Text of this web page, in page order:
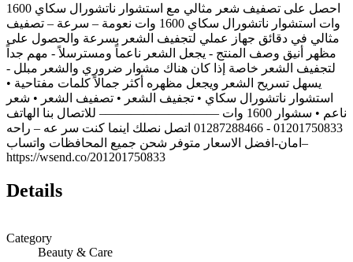
احصل على تصفيف شعر مثالي مع استشوار ناتشورال سكاي 1600
وات استشوار ناتشورال سكاي 1600 وات نعومة – سرعة – تصفيف
مثالي في دقائق جهاز عملي لتجفيف الشعر بسرعة والحصول على
مظهر أنيق وصف المنتج - يجعل الشعر ناعماً ومسترسلاً - مهم جداً
لتجفيف الشعر خاصة إذا كان هناك مشوار ضروري والشعر مبلل -
يسهل تسريح الشعر ويجعل مظهره أكثر جمالاً كلمات مفتاحية •
استشوار ناتشورال سكاي • تجفيف الشعر • تصفيف الشعر • شعر
ناعم • سشوار 1600 وات —————————– للاتصال بنا الهاتف
01201750833 - 01287288466 اتصل نصلك اينما كنت سر عه – راحه
–امان-افضل الاسعار متوفر شحن جميع المحافظات واتساب
https://wsend.co/201201750833
Details
Category
Beauty & Care